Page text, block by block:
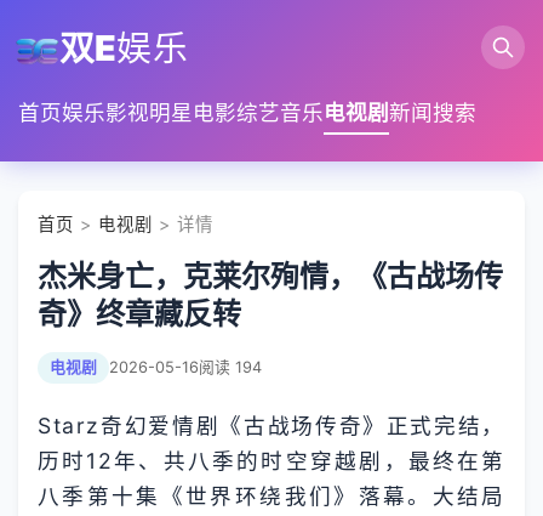
双E娱乐
首页娱乐影视明星电影综艺音乐电视剧新闻搜索
首页 > 电视剧 > 详情
杰米身亡，克莱尔殉情，《古战场传
奇》终章藏反转
电视剧 2026-05-16阅读 194
Starz奇幻爱情剧《古战场传奇》正式完结，
历时12年、共八季的时空穿越剧，最终在第
八季第十集《世界环绕我们》落幕。大结局